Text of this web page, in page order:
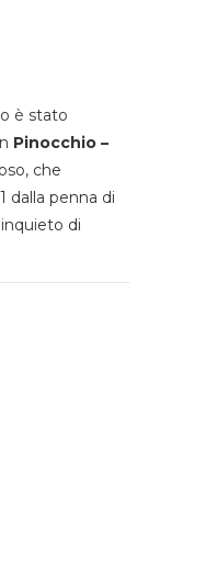
è stato
Pinocchio –
che
dalla penna di
di